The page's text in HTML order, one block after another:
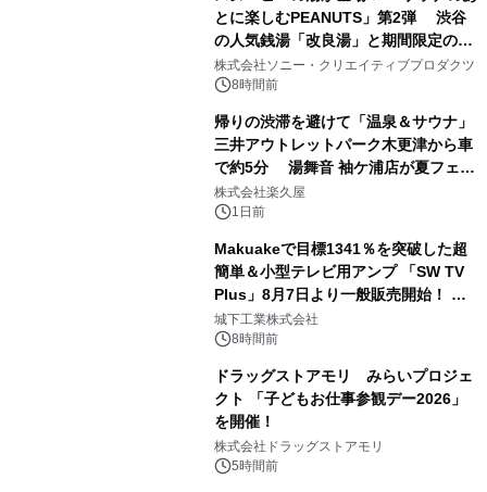
とに楽しむPEANUTS」第2弾 渋谷
の人気銭湯「改良湯」と期間限定のコ
ラボレーション サウナイキタイコラ
ボグッズも発売決定！
株式会社ソニー・クリエイティブプロダクツ
8時間前
帰りの渋滞を避けて「温泉＆サウナ」
三井アウトレットパーク木更津から車
で約5分 湯舞音 袖ケ浦店が夏フェア
メニューを提供
株式会社楽久屋
1日前
Makuakeで目標1341％を突破した超
簡単＆小型テレビ用アンプ 「SW TV
Plus」8月7日より一般販売開始！ ケ
ーブル1本つなぐだけ、テレビの音が
ぐっと豊かに
城下工業株式会社
8時間前
ドラッグストアモリ みらいプロジェ
クト 「子どもお仕事参観デー2026」
を開催！
株式会社ドラッグストアモリ
5時間前